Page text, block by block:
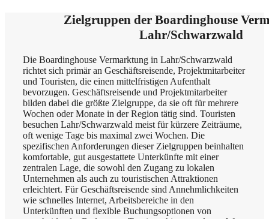
Zielgruppen der Boardinghouse
Lahr/Schwarzwald
Die Boardinghouse Vermarktung in Lahr/Schwarzwald
richtet sich primär an Geschäftsreisende, Projektmitarbeiter
und Touristen, die einen mittelfristigen Aufenthalt
bevorzugen. Geschäftsreisende und Projektmitarbeiter
bilden dabei die größte Zielgruppe, da sie oft für mehrere
Wochen oder Monate in der Region tätig sind. Touristen
besuchen Lahr/Schwarzwald meist für kürzere Zeiträume,
oft wenige Tage bis maximal zwei Wochen. Die
spezifischen Anforderungen dieser Zielgruppen beinhalten
komfortable, gut ausgestattete Unterkünfte mit einer
zentralen Lage, die sowohl den Zugang zu lokalen
Unternehmen als auch zu touristischen Attraktionen
erleichtert. Für Geschäftsreisende sind Annehmlichkeiten
wie schnelles Internet, Arbeitsbereiche in den
Unterkünften und flexible Buchungsoptionen von